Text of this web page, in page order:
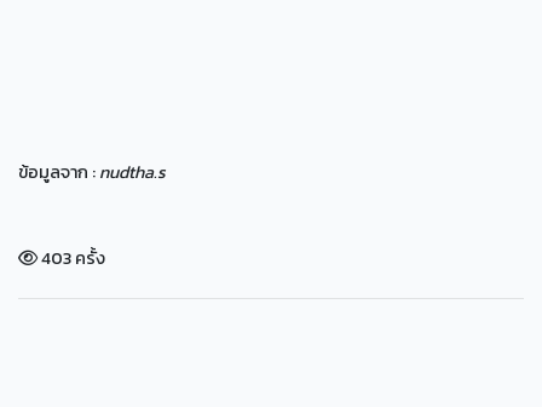
ข้อมูลจาก :nudtha.s
403 ครั้ง